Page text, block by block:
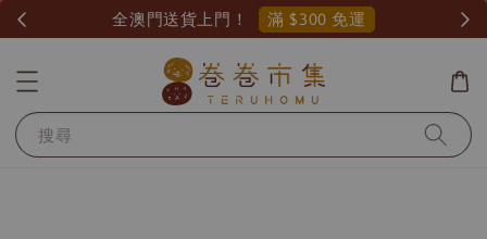
全澳門送貨上門！ 滿 $300 免運
搜尋